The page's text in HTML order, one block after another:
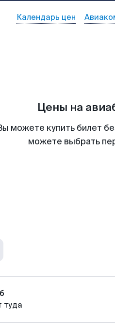
Календарь цен
Цены на
можете купить билет
можете выбрать
туда